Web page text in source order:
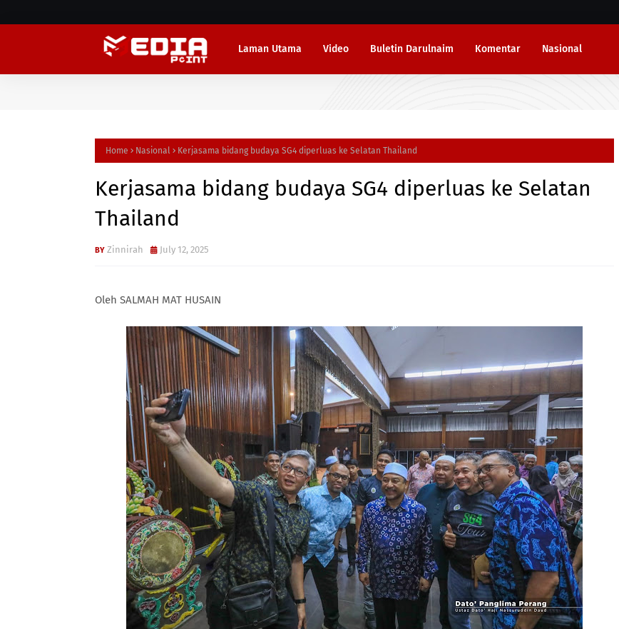
Laman Utama Video Buletin Darulnaim Komentar Nasional
Home Nasional Kerjasama bidang budaya SG4 diperluas ke Selatan Thailand
Kerjasama bidang budaya SG4 diperluas ke Selatan
Thailand
Zinnirah July 12, 2025
Oleh SALMAH MAT HUSAIN